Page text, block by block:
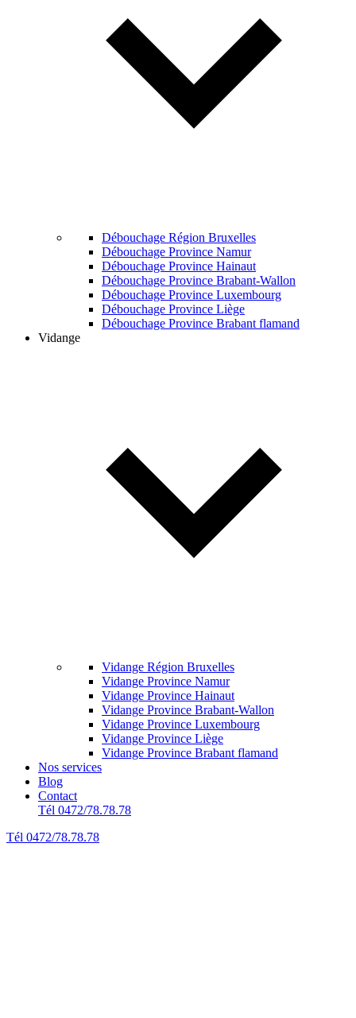
Débouchage Région Bruxelles
Débouchage Province Namur
Débouchage Province Hainaut
Débouchage Province Brabant-Wallon
Débouchage Province Luxembourg
Débouchage Province Liège
Débouchage Province Brabant flamand
Vidange
Vidange Région Bruxelles
Vidange Province Namur
Vidange Province Hainaut
Vidange Province Brabant-Wallon
Vidange Province Luxembourg
Vidange Province Liège
Vidange Province Brabant flamand
Nos services
Blog
Contact
Tél 0472/78.78.78
Tél 0472/78.78.78